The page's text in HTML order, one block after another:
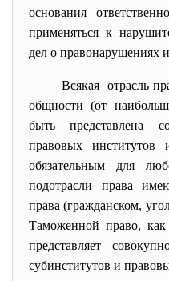
основания
применяться к
дел о правонарушениях
Всякая отрасль
общности (от
быть представлена
правовых институтов
обязательным для
подотрасли права
права (гражданском,
Таможенной право, как
представляет
субинститутов и